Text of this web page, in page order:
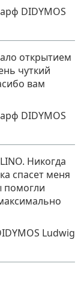
DIDYMOS
открытием
чуткий
вам
DIDYMOS
Никогда
спасет меня
помогли
Ludwig